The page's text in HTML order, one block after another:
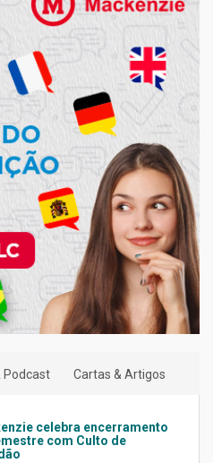
Podcast Cartas & Artigos
celebra encerramento
com Culto de